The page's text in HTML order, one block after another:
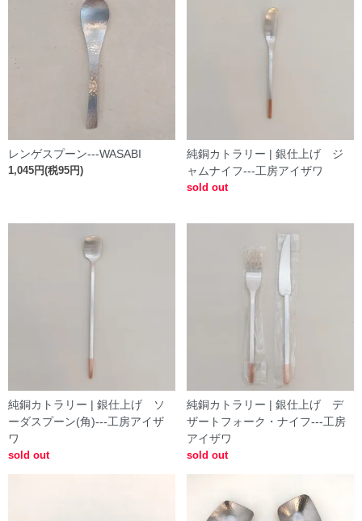
レンゲスプーン---WASABI
1,045円(税95円)
純銅カトラリー | 銀仕上げ ジ
ャムナイフ---工房アイザワ
sold out
純銅カトラリー | 銀仕上げ ソ
ーダスプーン(角)---工房アイザ
ワ
sold out
純銅カトラリー | 銀仕上げ デ
ザートフォーク・ナイフ---工房
アイザワ
sold out